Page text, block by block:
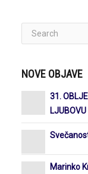
NOVE OBJAVE
31.
LJUBOVU
Marinko